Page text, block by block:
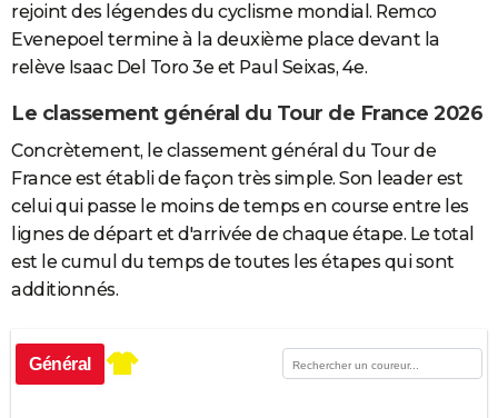
rejoint des légendes du cyclisme mondial. Remco
Evenepoel termine à la deuxième place devant la
relève Isaac Del Toro 3e et Paul Seixas, 4e.
Le classement général du Tour de France 2026
Concrètement, le classement général du Tour de
France est établi de façon très simple. Son leader est
celui qui passe le moins de temps en course entre les
lignes de départ et d'arrivée de chaque étape. Le total
est le cumul du temps de toutes les étapes qui sont
additionnés.
Général